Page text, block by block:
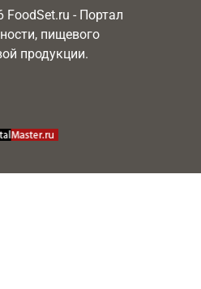
- Портал
пищевого
продукции.